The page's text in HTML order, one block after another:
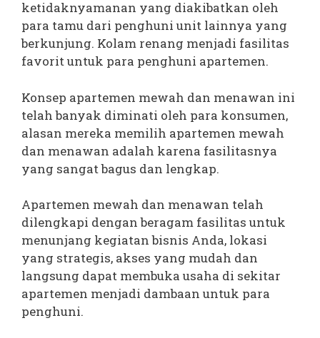
ketidaknyamanan yang diakibatkan oleh
para tamu dari penghuni unit lainnya yang
berkunjung. Kolam renang menjadi fasilitas
favorit untuk para penghuni apartemen.
Konsep apartemen mewah dan menawan ini
telah banyak diminati oleh para konsumen,
alasan mereka memilih apartemen mewah
dan menawan adalah karena fasilitasnya
yang sangat bagus dan lengkap.
Apartemen mewah dan menawan telah
dilengkapi dengan beragam fasilitas untuk
menunjang kegiatan bisnis Anda, lokasi
yang strategis, akses yang mudah dan
langsung dapat membuka usaha di sekitar
apartemen menjadi dambaan untuk para
penghuni.